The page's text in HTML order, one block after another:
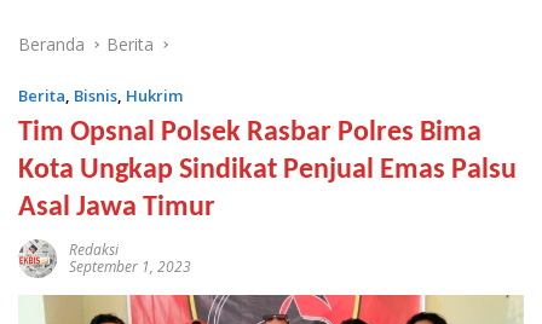
Beranda Berita
Berita, Bisnis, Hukrim
Tim Opsnal Polsek Rasbar Polres Bima
Kota Ungkap Sindikat Penjual Emas Palsu
Asal Jawa Timur
Redaksi
September 1, 2023